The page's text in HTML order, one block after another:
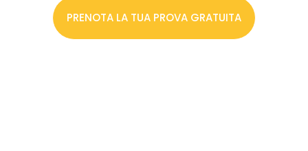
PRENOTA LA TUA PROVA GRATUITA